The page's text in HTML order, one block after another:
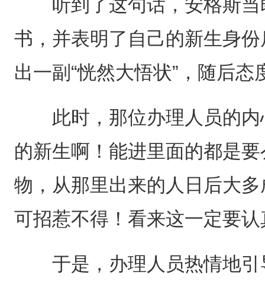
听到了这句话，安格斯当
书，并表明了自己的新生身
出一副“恍然大悟状”，随后
此时，那位办理人员的内
的新生啊！能进里面的都是
物，从那里出来的人日后大
可招惹不得！看来这一定要
于是，办理人员热情地引